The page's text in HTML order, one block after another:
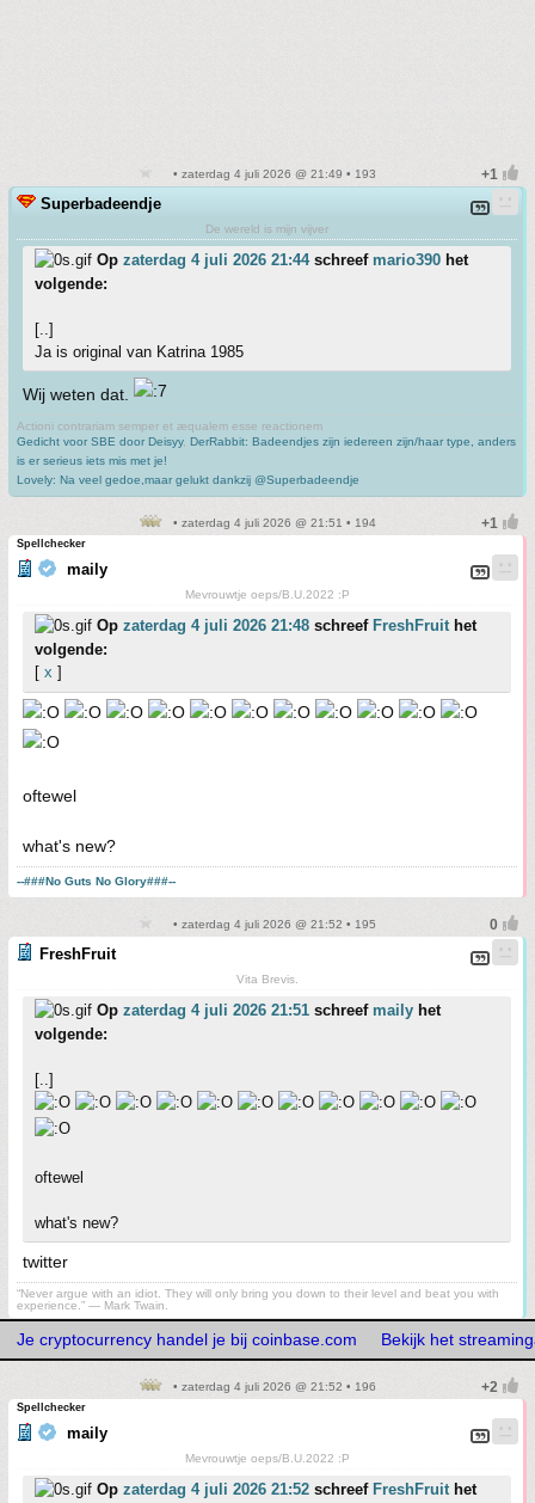
• zaterdag 4 juli 2026 @ 21:49 • 193
Superbadeendje
De wereld is mijn vijver
Op zaterdag 4 juli 2026 21:44schreef mario390 het
volgende:
[..]
Ja is original van Katrina 1985
Wij weten dat.
Actioni contrariam semper et æqualem esse reactionem
Gedicht voor SBE door Deisyy, DerRabbit: Badeendjes zijn iedereen zijn/haar type, anders
is er serieus iets mis met je!
Lovely: Na veel gedoe,maar gelukt dankzij @Superbadeendje
• zaterdag 4 juli 2026 @ 21:51 • 194
Spellchecker
maily
Mevrouwtje oeps/B.U.2022 :P
Op zaterdag 4 juli 2026 21:48 schreef FreshFruithet
volgende:
[ x ]
oftewel
what's new?
--###No Guts No Glory###--
• zaterdag 4 juli 2026 @ 21:52 • 195
FreshFruit
Vita Brevis.
Op zaterdag 4 juli 2026 21:51 schreef maily het
volgende:
[..]
oftewel
what's new?
twitter
“Never argue with an idiot. They will only bring you down to their level and beat you with
experience.” ― Mark Twain.
Je cryptocurrency handel je bij coinbase.com Bekijk het
• zaterdag 4 juli 2026 @ 21:52 • 196
Spellchecker
maily
Mevrouwtje oeps/B.U.2022 :P
Op zaterdag 4 juli 2026 21:52 schreef FreshFruithet